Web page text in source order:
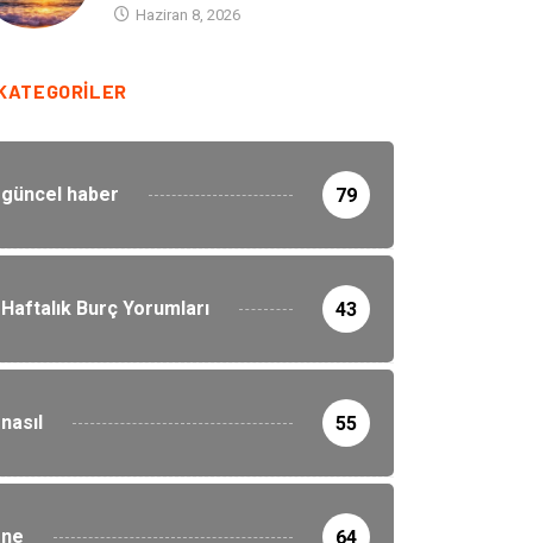
Haziran 8, 2026
güncel haber 79
Haftalık Burç Yorumları 43
nasıl 55
ne 64